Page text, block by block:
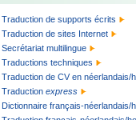
Traduction de supports écrits
Traduction de sites Internet
Secrétariat multilingue
Traductions techniques
Traduction de CV en néerlandais/
Traduction express
Dictionnaire français-néerlandais/